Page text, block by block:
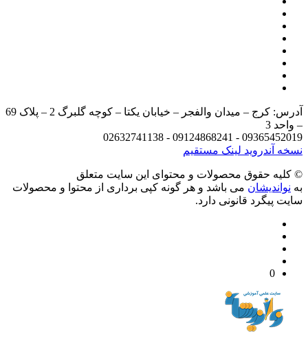
آدرس: کرج – میدان والفجر – خیابان یکتا – کوچه گلبرگ 2 – پلاک 69
3
09365452019 - 09124868241 -
آندرویدلینک مستقیم
حقوق محصولات و محتوای اين سایت متعلق
می باشد و هر گونه کپی برداری از محتوا و محصولات
پیگرد قانونی دارد.